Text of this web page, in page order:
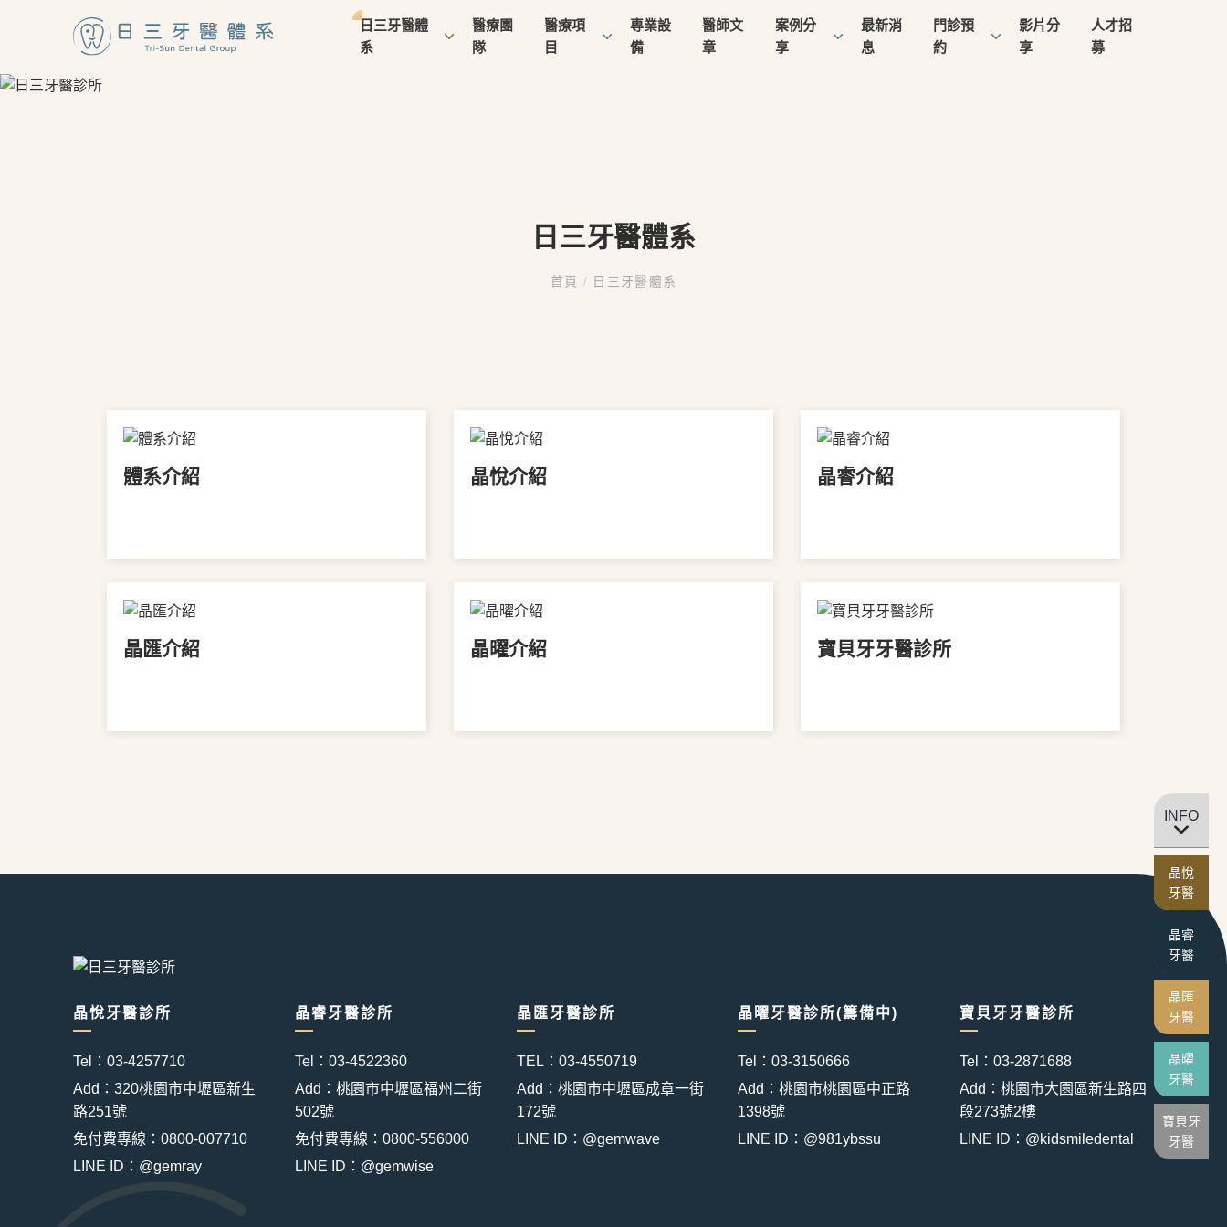
日三牙醫體
系
醫療團
隊
醫療項
目
專業設
備
醫師文
章
案例分
享
最新消
息
門診預
約
影片分
享
人才招
募
日三牙醫體系
首頁 / 日三牙醫體系
體系介紹 晶悅介紹 晶睿介紹
晶匯介紹 晶曜介紹 寶貝牙牙醫診所
晶悅牙醫診所
Tel：03-4257710
Add：320桃園市中壢區新生
路251號
免付費專線：0800-007710
LINE ID：@gemray
晶睿牙醫診所
Tel：03-4522360
Add：桃園市中壢區福州二街
502號
免付費專線：0800-556000
LINE ID：@gemwise
晶匯牙醫診所
TEL：03-4550719
Add：桃園市中壢區成章一街
172號
LINE ID：@gemwave
晶曜牙醫診所(籌備中)
Tel：03-3150666
Add：桃園市桃園區中正路
1398號
LINE ID：@981ybssu
寶貝牙牙醫診所
Tel：03-2871688
Add：桃園市大園區新生路四
段273號2樓
LINE ID：@kidsmiledental
INFO
晶悅
牙醫
晶睿
牙醫
晶匯
牙醫
晶曜
牙醫
寶貝牙
牙醫